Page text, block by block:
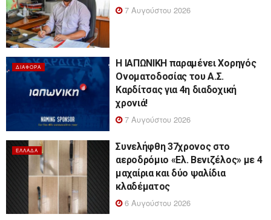
7 Αυγούστου 2026
ΔΙΆΦΟΡΑ
Η ΙΑΠΩΝΙΚΗ παραμένει Χορηγός
Ονοματοδοσίας του Α.Σ.
Καρδίτσας για 4η διαδοχική
χρονιά!
7 Αυγούστου 2026
ΕΛΛΆΔΑ
Συνελήφθη 37χρονος στο
αεροδρόμιο «Ελ. Βενιζέλος» με 4
μαχαίρια και δύο ψαλίδια
κλαδέματος
6 Αυγούστου 2026